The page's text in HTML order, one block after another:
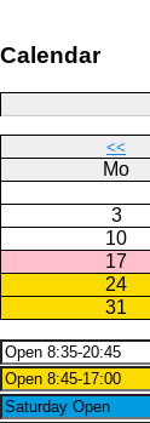
Calendar
<<
Mo
3
10
17
24
31